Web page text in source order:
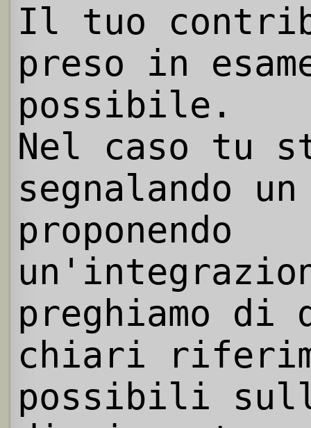
Il tuo
preso in
possibile.
Nel caso tu
segnalando
proponendo
preghiamo
chiari
possibili